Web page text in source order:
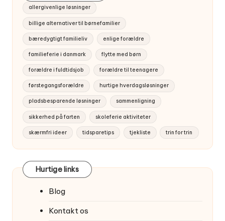
allergivenlige løsninger
billige alternativer til børnefamilier
bæredygtigt familieliv enlige forældre
familieferie i danmark flytte med børn
forældre i fuldtidsjob forældre til teenagere
førstegangsforældre hurtige hverdagsløsninger
pladsbesparende løsninger sammenligning
sikkerhed på farten skoleferie aktiviteter
skærmfri ideer tidsparetips tjekliste trin for trin
Hurtige links
Blog
Kontakt os